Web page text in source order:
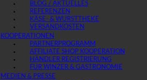
BLOG / AKTUELLES
REFERENZEN
KÄSE- & WURSTTHEKE
VERSANDKOSTEN
KOOPERATIONEN
PARTNERPROGRAMM
AFFILIATE SHOP KOOPERATION
HÄNDLER REGISTRIERUNG
FÜR WINZER & GASTRONOMIE
MEDIEN & PRESSE